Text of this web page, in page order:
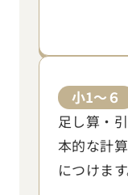
小1～６
足し算・
本的な計
につけます